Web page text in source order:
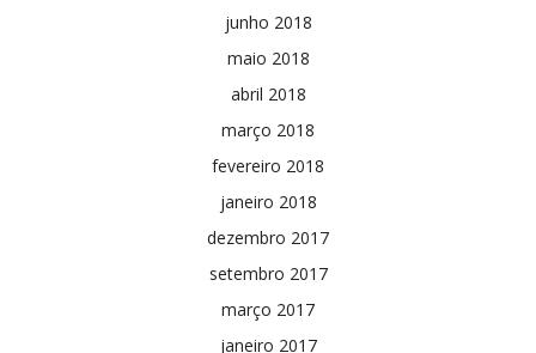
junho 2018
maio 2018
abril 2018
março 2018
fevereiro 2018
janeiro 2018
dezembro 2017
setembro 2017
março 2017
janeiro 2017